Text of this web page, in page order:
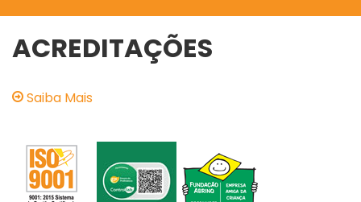
ACREDITAÇÕES
Saiba Mais